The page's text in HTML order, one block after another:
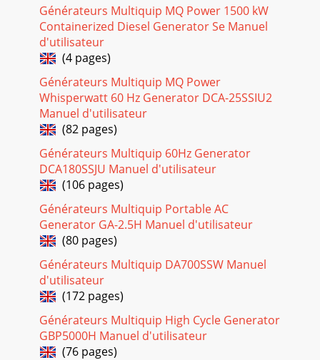
DCA-220SSVU— MANUAL DE OPERACION Y PARTES — REV.
#1 (20/01/06) — PAG 291DCA-220SSVU — PANEL DE
CONEXION DE TERMINALES DE SALIDA2. Conectar el cable d
Page 23 - 240/120
DCA-220SSVU— MANUAL DE OPERACION Y PARTES — REV.
#1 (20/01/06) — PAG 31COMO CONSEGUIR AYUDAFAVOR DE
TENER MODELO Y NUMERO DESERIE DISPONIBLES
CUANDO
Page 24
PAG 30 — DCA-220SSVU— MANUAL DE OPERACION Y
PARTES — REV. #1 (20/01/06)DCA-220SSVU — PRE-
INSTALACIONFigura 30. Bayoneta de LlenadoCuando revise
el a
Page 25
DCA-220SSVU— MANUAL DE OPERACION Y PARTES — REV.
#1 (20/01/06) — PAG 311DCA-220SSVU — PRE-INSTALACION
Procedimiento para Reabastecer Combustible1. Ni
Page 26
PAG 32 — DCA-220SSVU— MANUAL DE OPERACION Y
PARTES — REV. #1 (20/01/06)Figura 36. Tensión de la Banda
del VentiladorDCA-220SSVU — PRE-INSTALACIONNOT
Générateurs Multiquip MQ Power 1500 kW
Containerized Diesel Generator Se Manuel
d'utilisateur
(4 pages)
Générateurs Multiquip MQ Power
Whisperwatt 60 Hz Generator DCA-25SSIU2
Manuel d'utilisateur
(82 pages)
Générateurs Multiquip 60Hz Generator
DCA180SSJU Manuel d'utilisateur
(106 pages)
Générateurs Multiquip Portable AC
Generator GA-2.5H Manuel d'utilisateur
(80 pages)
Générateurs Multiquip DA700SSW Manuel
d'utilisateur
(172 pages)
Générateurs Multiquip High Cycle Generator
GBP5000H Manuel d'utilisateur
(76 pages)